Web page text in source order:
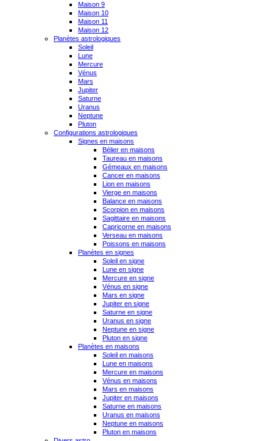
Maison 9
Maison 10
Maison 11
Maison 12
Planètes astrologiques
Soleil
Lune
Mercure
Vénus
Mars
Jupiter
Saturne
Uranus
Neptune
Pluton
Configurations astrologiques
Signes en maisons
Bélier en maisons
Taureau en maisons
Gémeaux en maisons
Cancer en maisons
Lion en maisons
Vierge en maisons
Balance en maisons
Scorpion en maisons
Sagittaire en maisons
Capricorne en maisons
Verseau en maisons
Poissons en maisons
Planètes en signes
Soleil en signe
Lune en signe
Mercure en signe
Vénus en signe
Mars en signe
Jupiter en signe
Saturne en signe
Uranus en signe
Neptune en signe
Pluton en signe
Planètes en maisons
Soleil en maisons
Lune en maisons
Mercure en maisons
Vénus en maisons
Mars en maisons
Jupiter en maisons
Saturne en maisons
Uranus en maisons
Neptune en maisons
Pluton en maisons